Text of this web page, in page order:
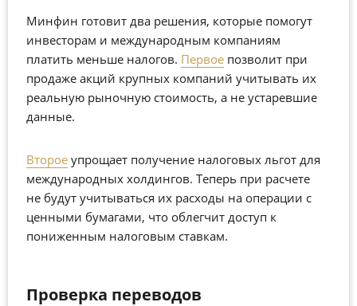
Минфин готовит два решения, которые помогут
инвесторам и международным компаниям
платить меньше налогов. Первое позволит при
продаже акций крупных компаний учитывать их
реальную рыночную стоимость, а не устаревшие
данные.
Второе упрощает получение налоговых льгот для
международных холдингов. Теперь при расчете
не будут учитываться их расходы на операции с
ценными бумагами, что облегчит доступ к
пониженным налоговым ставкам.
Проверка переводов